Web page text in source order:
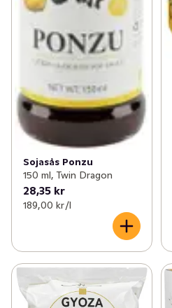
Sojasås Ponzu
150 ml, Twin Dragon
28,35 kr
189,00 kr /l